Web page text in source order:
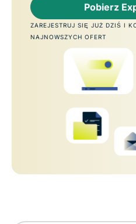
Pobierz
ZAREJESTRUJ SIĘ JUŻ DZIŚ I
NAJNOWSZYCH OFERT